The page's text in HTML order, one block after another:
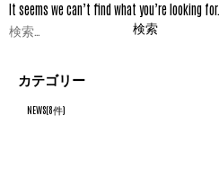
It seems we can’t find what you’re looking
検
カテゴリー
NEWS(8件)